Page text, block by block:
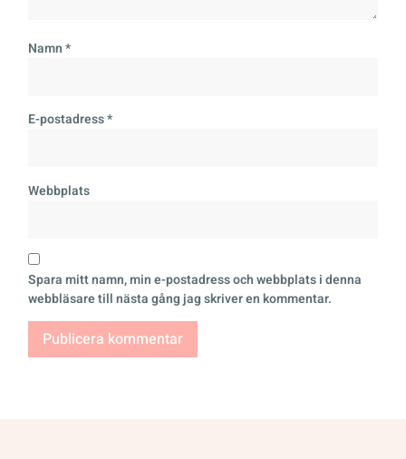
Namn*
E-postadress*
Webbplats
Spara mitt namn, min e-postadress och webbplats i denna
webbläsare till nästa gång jag skriver en kommentar.